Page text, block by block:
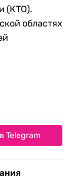
(КТО).
областях
Telegram